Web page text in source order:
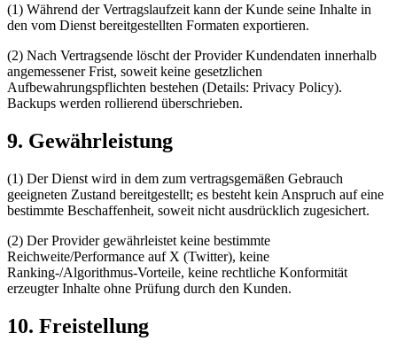
(1) Während der Vertragslaufzeit kann der Kunde seine Inhalte in
den vom Dienst bereitgestellten Formaten exportieren.
(2) Nach Vertragsende löscht der Provider Kundendaten innerhalb
angemessener Frist, soweit keine gesetzlichen
Aufbewahrungspflichten bestehen (Details: Privacy Policy).
Backups werden rollierend überschrieben.
9. Gewährleistung
(1) Der Dienst wird in dem zum vertragsgemäßen Gebrauch
geeigneten Zustand bereitgestellt; es besteht kein Anspruch auf eine
bestimmte Beschaffenheit, soweit nicht ausdrücklich zugesichert.
(2) Der Provider gewährleistet keine bestimmte
Reichweite/Performance auf X (Twitter), keine
Ranking-/Algorithmus-Vorteile, keine rechtliche Konformität
erzeugter Inhalte ohne Prüfung durch den Kunden.
10. Freistellung